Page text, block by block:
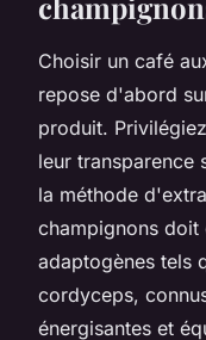
Choisir un café
repose d'abord
produit.
leur transparence
la méthode
champignons doit
adaptogènes tels
cordyceps,
énergisantes et